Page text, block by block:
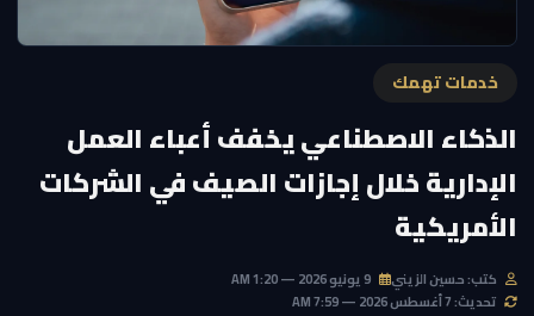
خدمات تهمك
الذكاء الاصطناعي يخفف أعباء العمل
الإدارية خلال إجازات الصيف في الشركات
الأمريكية
كتب: حسين الزيني
تحديث: 7 أغسطس 2026 — 7:59 AM